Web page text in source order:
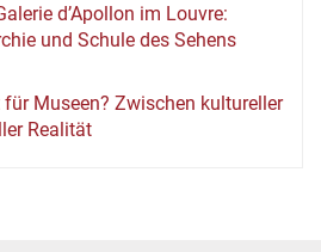
d’Apollon im Louvre:
und Schule des Sehens
Museen? Zwischen kultureller
Realität